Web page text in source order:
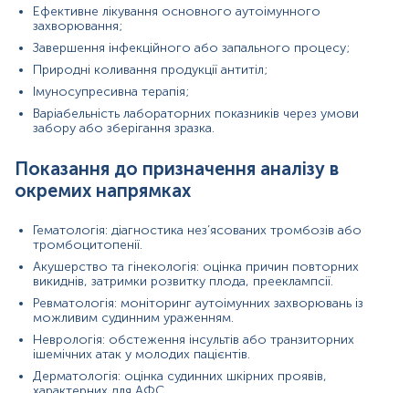
вимірювань можуть змінюватися у відповідності до зміни
тест-систем.
Ефективне лікування основного аутоімунного
захворювання;
Завершення інфекційного або запального процесу;
Природні коливання продукції антитіл;
Імуносупресивна терапія;
Варіабельність лабораторних показників через умови
забору або зберігання зразка.
Показання до призначення аналізу в
окремих напрямках
Гематологія: діагностика нез’ясованих тромбозів або
тромбоцитопенії.
Акушерство та гінекологія: оцінка причин повторних
викиднів, затримки розвитку плода, прееклампсії.
Ревматологія: моніторинг аутоімунних захворювань із
можливим судинним ураженням.
Неврологія: обстеження інсультів або транзиторних
ішемічних атак у молодих пацієнтів.
Дерматологія: оцінка судинних шкірних проявів,